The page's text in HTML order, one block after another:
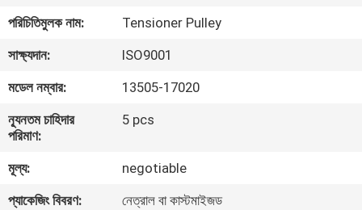
ভিডিও
আমাদের
সম্পর্কে
পরিদর্শন
পরিচিতিমুলক নাম:
Tensioner Pulley
সাক্ষ্যদান:
ISO9001
মডেল নম্বার:
13505-17020
ন্যূনতম চাহিদার
পরিমাণ:
5 pcs
মূল্য:
negotiable
প্যাকেজিং বিবরণ:
নেত্রাল বা কাস্টমাইজড